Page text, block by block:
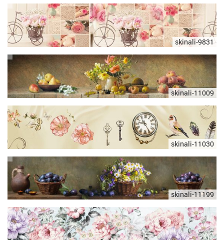
skinali-9831
skinali-11009
skinali-11030
skinali-11199